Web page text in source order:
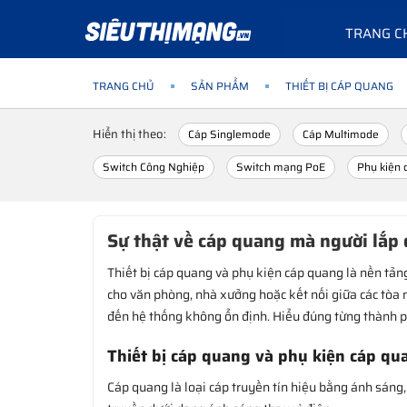
TRANG
TRANG CHỦ SẢN PHẨM THIẾT BỊ CÁP QUANG
Hiển thị theo: Cáp Singlemode Cáp Multimode
Switch Công Nghiệp
Switch mạng PoE Phụ kiện
Sự thật về cáp quang mà người
Thiết bị cáp quang và phụ kiện cáp quang là nền
cho văn phòng, nhà xưởng hoặc kết nối giữa các
đến hệ thống không ổn định. Hiểu đúng từng thành
Thiết bị cáp quang và phụ kiện cáp
Cáp quang là loại cáp truyền tín hiệu bằng ánh